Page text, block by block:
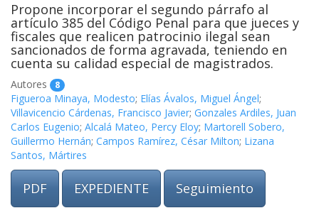
Propone incorporar el segundo párrafo al
artículo 385 del Código Penal para que jueces y
fiscales que realicen patrocinio ilegal sean
sancionados de forma agravada, teniendo en
cuenta su calidad especial de magistrados.
Autores 8
Figueroa Minaya, Modesto; Elías Ávalos, Miguel Ángel;
Villavicencio Cárdenas, Francisco Javier; Gonzales Ardiles, Juan
Carlos Eugenio; Alcalá Mateo, Percy Eloy; Martorell Sobero,
Guillermo Hernán; Campos Ramírez, César Milton; Lizana
Santos, Mártires
PDF EXPEDIENTE Seguimiento